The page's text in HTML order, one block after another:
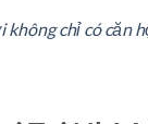
chỉ có căn